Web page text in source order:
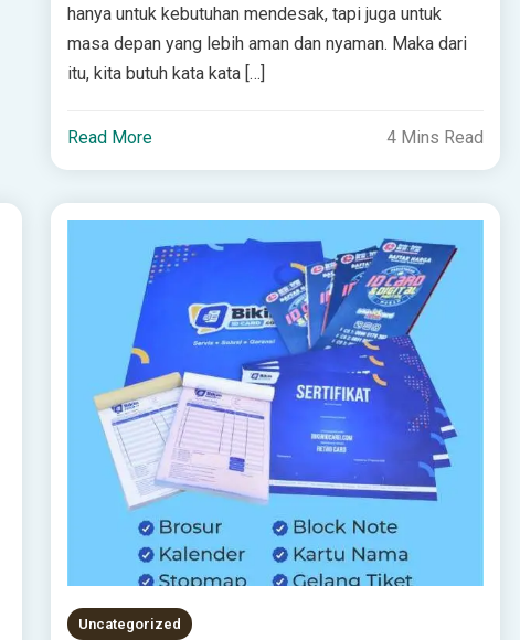
hanya untuk kebutuhan mendesak, tapi juga untuk
masa depan yang lebih aman dan nyaman. Maka dari
itu, kita butuh kata kata […]
Read More 4 Mins Read
Uncategorized